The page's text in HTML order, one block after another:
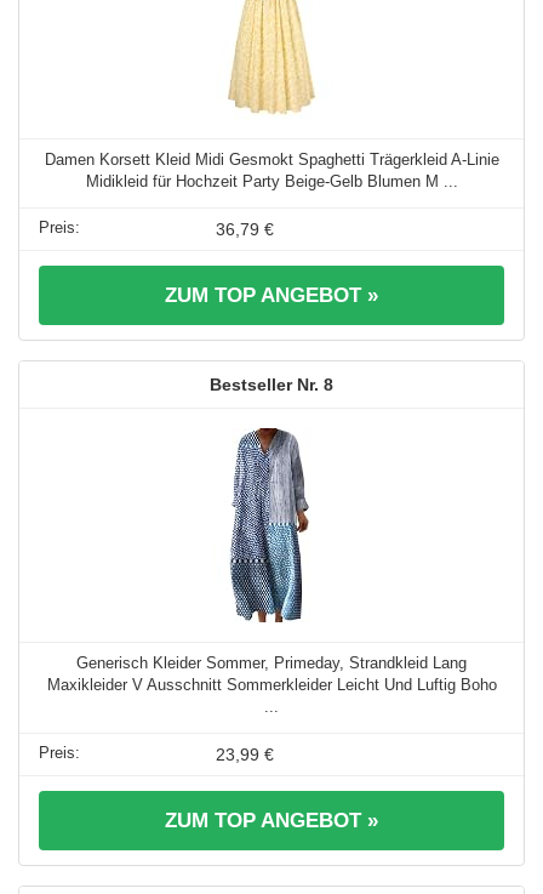
Damen Korsett Kleid Midi Gesmokt Spaghetti Trägerkleid A-Linie
Midikleid für Hochzeit Party Beige-Gelb Blumen M ...
36,79 €
ZUM TOP ANGEBOT »
8
Generisch Kleider Sommer, Primeday, Strandkleid Lang
Maxikleider V Ausschnitt Sommerkleider Leicht Und Luftig Boho
23,99 €
ZUM TOP ANGEBOT »